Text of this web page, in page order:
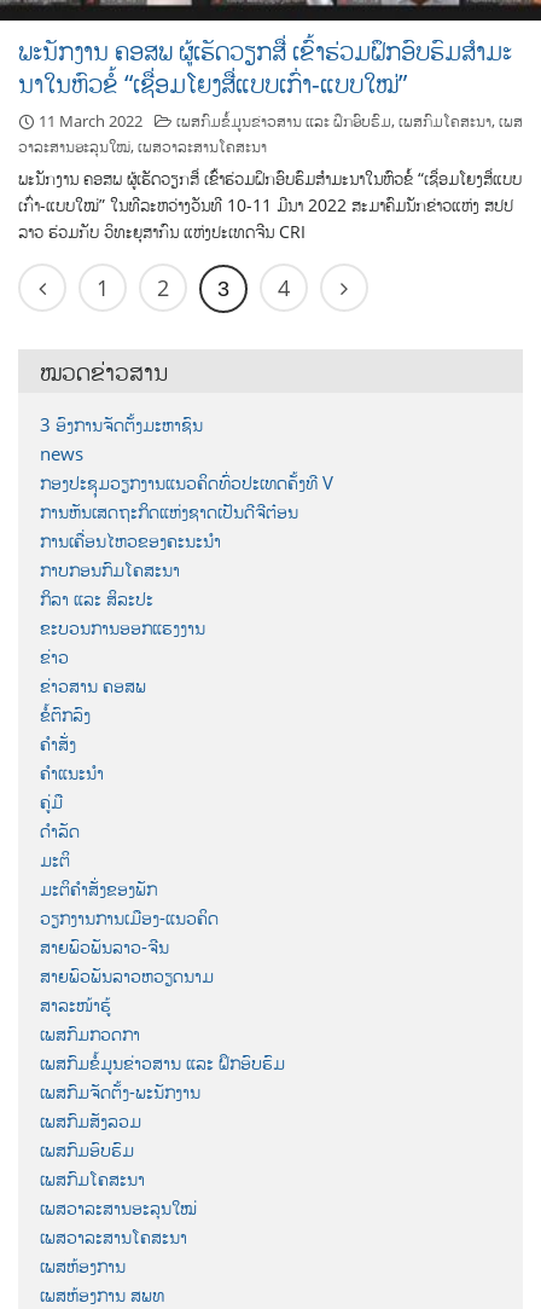
ພະນັກງານ ຄອສພ ຜູ້ເຮັດວຽກສື່ ເຂົ້າຮ່ວມຝຶກອົບຮົມສຳມະ
ນາໃນຫົວຂໍ້ “ເຊື່ອມໂຍງສື່ແບບເກົ່າ-ແບບໃໝ່”
11 March 2022 ເພສກົມຂໍ້ມູນຂ່າວສານ ແລະ ຝຶກອົບຮົມ,ເພສກົມໂຄສະນາ,ເພສ
ວາລະສານອະລຸນໃໝ່,ເພສວາລະສານໂຄສະນາ
ພະນັກງານ ຄອສພ ຜູ້ເຮັດວຽກສື່ ເຂົ້າຮ່ວມຝຶກອົບຮົມສຳມະນາໃນຫົວຂໍ້ “ເຊື່ອມໂຍງສື່ແບບ
ເກົ່າ-ແບບໃໝ່” ໃນທີລະຫວ່າງວັນທີ 10-11 ມີນາ 2022 ສະມາຄົມນັກຂ່າວແຫ່ງ ສປປ
ລາວ ຮ່ວມກັບ ວິທະຍຸສາກົນ ແຫ່ງປະເທດຈີນ CRI
1 2 3 4
ໝວດຂ່າວສານ
3 ອົງການຈັດຕັ້ງມະຫາຊົນ
news
ກອງປະຊຸມວຽກງານແນວຄິດທົ່ວປະເທດຄັ້ງທີ V
ການຫັນເສດຖະກິດແຫ່ງຊາດເປັນດີຈີຕ໋ອນ
ການເຄື່ອນໄຫວຂອງຄະນະນຳ
ກາບກອນກົມໂຄສະນາ
ກິລາ ແລະ ສິລະປະ
ຂະບວນການອອກແຮງງານ
ຂ່າວ
ຂ່າວສານ ຄອສພ
ຂໍ້ຕົກລົງ
ຄຳສັ່ງ
ຄຳແນະນຳ
ຄູ່ມື
ດຳລັດ
ມະຕິ
ມະຕິຄຳສັ່ງຂອງພັກ
ວຽກງານການເມືອງ-ແນວຄິດ
ສາຍພົວພັນລາວ-ຈີນ
ສາຍພົວພັນລາວຫວຽດນາມ
ສາລະໜ້າຮູ້
ເພສກົມກວດກາ
ເພສກົມຂໍ້ມູນຂ່າວສານ ແລະ ຝຶກອົບຮົມ
ເພສກົມຈັດຕັ້ງ-ພະນັກງານ
ເພສກົມສັງລວມ
ເພສກົມອົບຮົມ
ເພສກົມໂຄສະນາ
ເພສວາລະສານອະລຸນໃໝ່
ເພສວາລະສານໂຄສະນາ
ເພສຫ້ອງການ
ເພສຫ້ອງການ ສພທ